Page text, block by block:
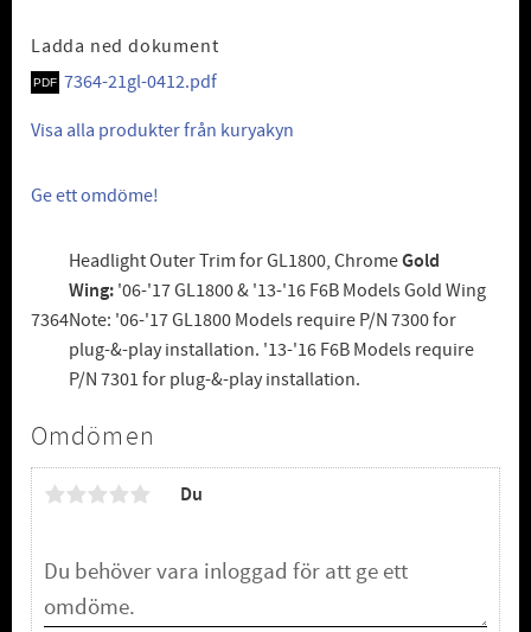
Ladda ned dokument
7364-21gl-0412.pdf
Visa alla produkter från kuryakyn
Ge ett omdöme!
7364
Headlight Outer Trim for GL1800, ChromeGold
Wing: '06-'17 GL1800 & '13-'16 F6B Models Gold Wing
Note: '06-'17 GL1800 Models require P/N 7300 for
plug-&-play installation. '13-'16 F6B Models require
P/N 7301 for plug-&-play installation.
Omdömen
Du